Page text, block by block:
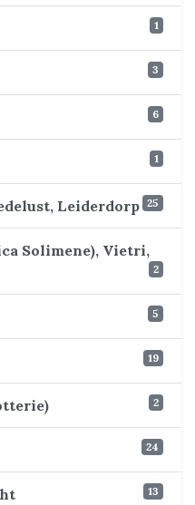
1
3
6
1
Leiderdorp 25
Solimene), Vietri,
2
5
19
2
24
13